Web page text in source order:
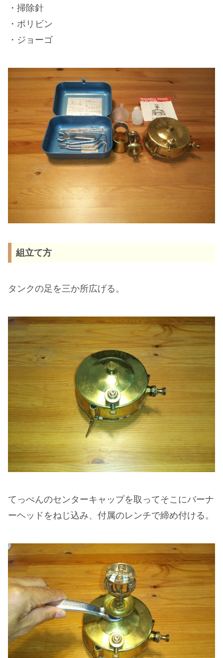
・掃除針
・ポリビン
・ジョーゴ
組立て方
タンクの足を三か所広げる。
てっぺんのセンターキャップを取ってそこにバーナ
ーヘッドをねじ込み、付属のレンチで締め付ける。